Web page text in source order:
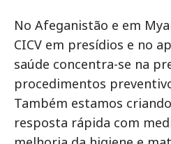
No Afeganistão e em
CICV em presídios e no
saúde concentra-se na
procedimentos
Também estamos
resposta rápida com